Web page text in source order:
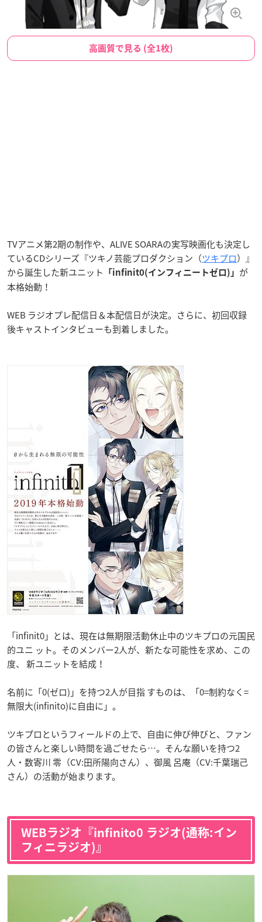
高画質で見る (全1枚)
TVアニメ第2期の制作や、ALIVE SOARAの実写映画化も決定し
ているCDシリーズ『ツキノ芸能プロダクション（ツキプロ）』
から誕生した新ユニット
「infinit0(インフィニートゼロ)」 が
本格始動！
WEB ラジオプレ配信日＆本配信日が決定。さらに、初回収録
後キャストインタビューも到着しました。
「infinit0」とは、現在は無期限活動休止中のツキプロの元国民
的ユニ ット。そのメンバー2人が、新たな可能性を求め、この
度、 新ユニットを結成！
名前に「0(ゼロ)」を持つ2人が目指 すものは、「0=制約なく=
無限大(infinito)に自由に」。
ツキプロというフィールドの上で、自由に伸び伸びと、ファン
の皆さんと楽しい時間を過ごせたら…。そんな願いを持つ2
人・数寄川 零（CV:田所陽向さん）、御風 呂庵（CV:千葉瑞己
さん）の活動が始まります。
WEBラジオ『infinito0 ラジオ(通称:イン
フィニラジオ)』